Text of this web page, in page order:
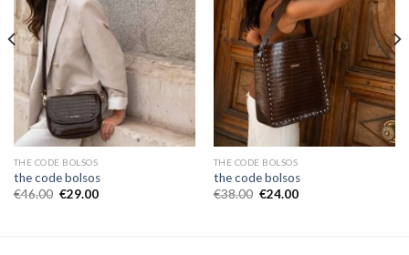
THE CODE BOLSOS
the code bolsos
€46.00 €29.00
THE CODE BOLSOS
the code bolsos
€38.00 €24.00